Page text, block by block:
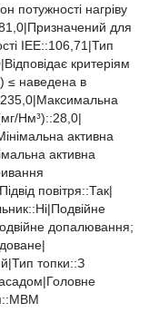
потужності нагріву
для
ІЕЕ::106,71|Тип
критеріям
≤ наведена в
Нм³)::28,0|
активна
активна
повітря::Так|
допалювання;
топки::З